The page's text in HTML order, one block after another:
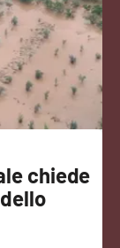
chiede